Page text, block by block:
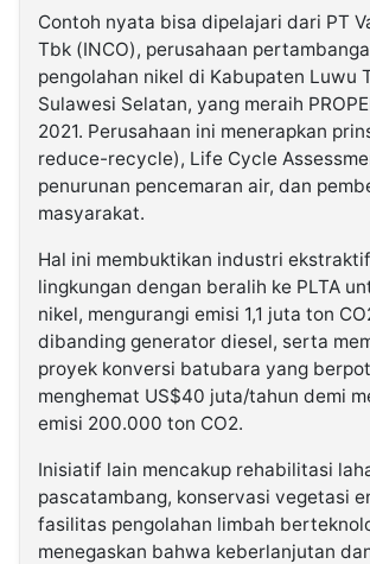
Contoh nyata bisa dipelajari dari PT
Tbk (INCO), perusahaan
pengolahan nikel di Kabupaten Luwu
Sulawesi Selatan, yang meraih
2021. Perusahaan ini menerapkan
reduce-recycle), Life Cycle
penurunan pencemaran air, dan
masyarakat.
Hal ini membuktikan industri
lingkungan dengan beralih ke PLTA
nikel, mengurangi emisi 1,1 juta ton
dibanding generator diesel, serta
proyek konversi batubara yang
menghemat US$40 juta/tahun demi
emisi 200.000 ton CO2.
Inisiatif lain mencakup rehabilitasi
pascatambang, konservasi vegetasi
fasilitas pengolahan limbah
menegaskan bahwa keberlanjutan